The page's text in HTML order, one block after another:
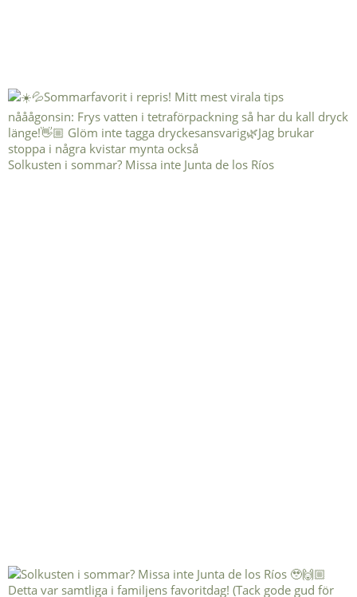
Solkusten i sommar? Missa inte Junta de los Ríos